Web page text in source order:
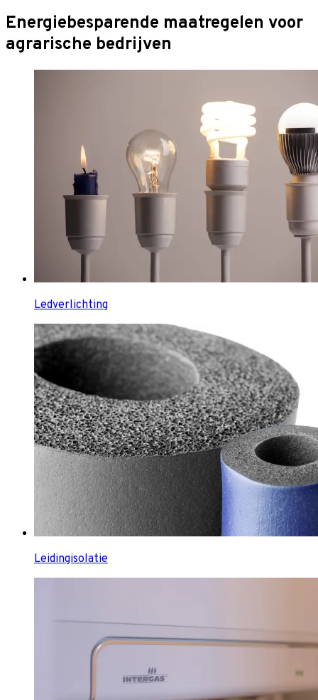
Energiebesparende maatregelen voor
agrarische bedrijven
Ledverlichting
Leidingisolatie